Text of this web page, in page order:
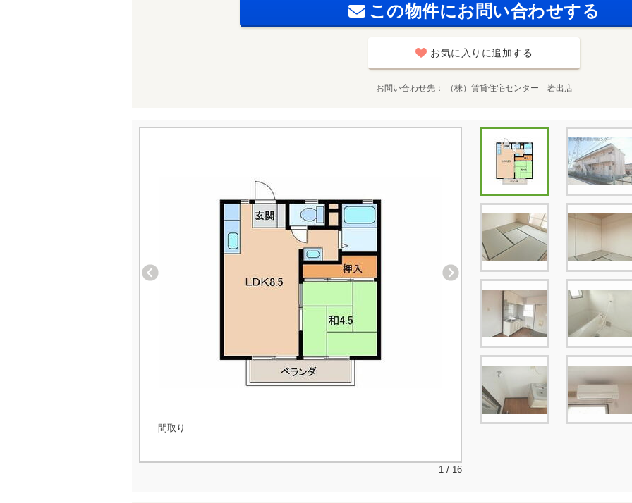
この物件にお問い合わせする
お気に入りに追加する
お問い合わせ先 （株）賃貸住宅センター 岩出店
間取り
1 / 16